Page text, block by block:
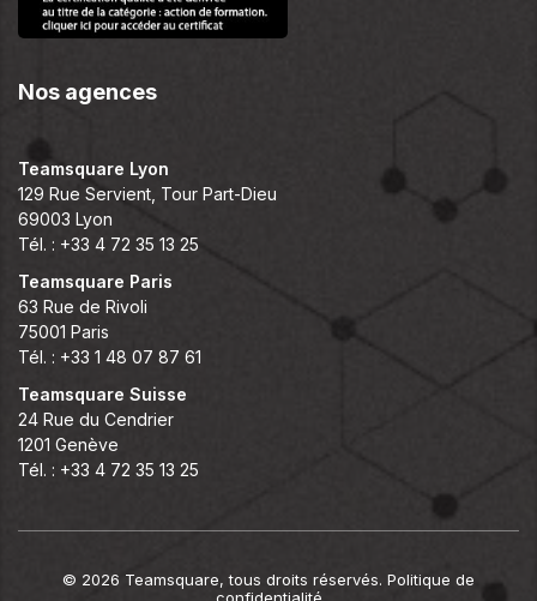
Nos agences
Teamsquare Lyon
129 Rue Servient, Tour Part-Dieu
69003 Lyon
Tél. : +33 4 72 35 13 25
Teamsquare Paris
63 Rue de Rivoli
75001 Paris
Tél. : +33 1 48 07 87 61
Teamsquare Suisse
24 Rue du Cendrier
1201 Genève
Tél. : +33 4 72 35 13 25
© 2026 Teamsquare, tous droits réservés. Politique de
confidentialité